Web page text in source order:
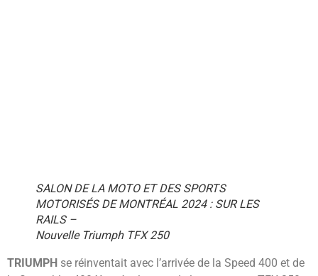
SALON DE LA MOTO ET DES SPORTS
MOTORISÉS DE MONTRÉAL 2024 : SUR LES
RAILS –
Nouvelle Triumph TFX 250
TRIUMPH se réinventait avec l’arrivée de la Speed 400 et de